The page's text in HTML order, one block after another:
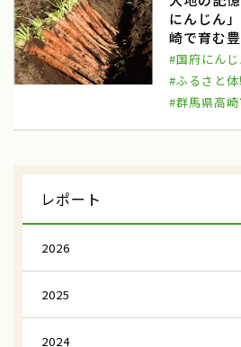
ワークショップ
商談会
鳥取中央
雪中キャベツ植え付け
ふれあい誌
大和ルージュ
にんじん
崎で育む
#国府にん
#ふるさと
#群馬県高
レポート
2026
2025
2024